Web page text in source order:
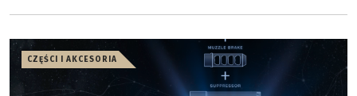
CZĘŚCI I AKCESORIA